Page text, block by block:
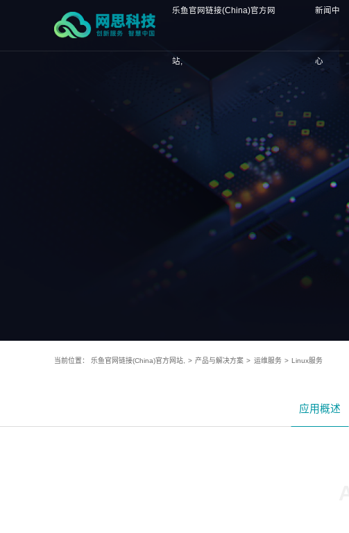
乐鱼官网链接(China)官方网
站,
新闻中
心
当前位置： 乐鱼官网链接(China)官方网站, > 产品与解决方案 > 运维服务 > Linux服务
应用概述